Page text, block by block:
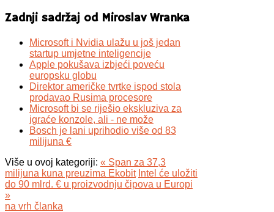
Zadnji sadržaj od Miroslav Wranka
Microsoft i Nvidia ulažu u još jedan
startup umjetne inteligencije
Apple pokušava izbjeći poveću
europsku globu
Direktor američke tvrtke ispod stola
prodavao Rusima procesore
Microsoft bi se riješio ekskluziva za
igraće konzole, ali - ne može
Bosch je lani uprihodio više od 83
milijuna €
Više u ovoj kategoriji: « Span za 37,3
milijuna kuna preuzima Ekobit Intel će uložiti
do 90 mlrd. € u proizvodnju čipova u Europi
»
na vrh članka